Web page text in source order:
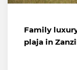
Family
plaja in